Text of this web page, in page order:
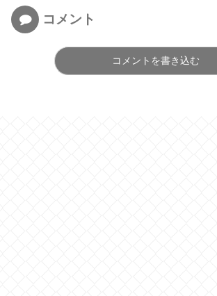
コメント
コメントを書き込む